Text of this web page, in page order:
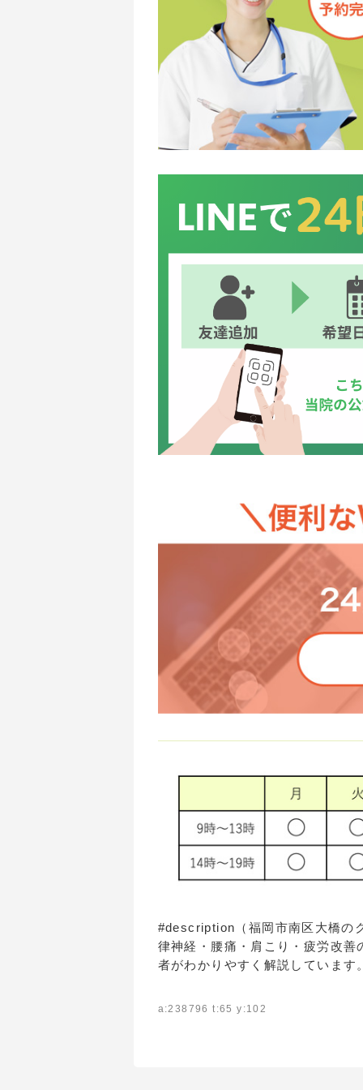
#description（福岡市南区大橋の
律神経・腰痛・肩こり・疲労改
者がわかりやすく解説しています
a:238796 t:65 y:102